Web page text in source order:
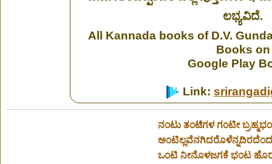
ಲಭ್ಯವಿದೆ.
All Kannada books of D.V.
Books on
Google Play
Link:
ನಂಟು ತಂಟೆಗಳ ಗಂಟೀ
ಒಂಟಿ ನೀನೊಳಜಗಕೆ ಭಂಟ